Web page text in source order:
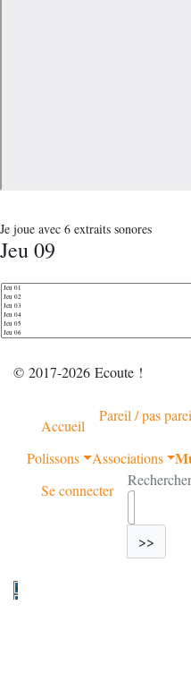
Je joue avec 6 extraits sonores
Jeu 09
© 2017-2026 Ecoute !
Accueil
Pareil / pas
Polissons Associations
Se connecter
>>